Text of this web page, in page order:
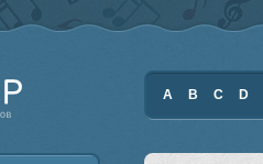
A B C D